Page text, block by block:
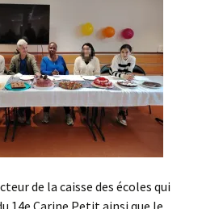
de la caisse des écoles qui
14e Carine Petit ainsi que le